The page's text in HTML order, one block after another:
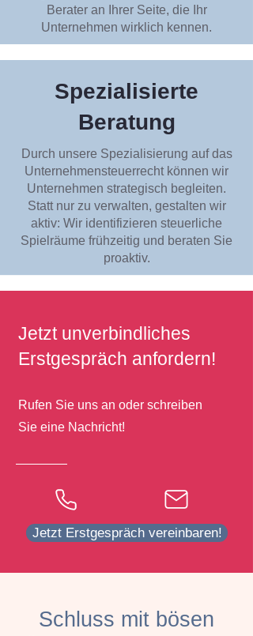
Berater an Ihrer Seite, die Ihr
Unternehmen wirklich kennen.
Spezialisierte
Beratung
Durch unsere Spezialisierung auf das
Unternehmensteuerrecht können wir
Unternehmen strategisch begleiten.
Statt nur zu verwalten, gestalten wir
aktiv: Wir identifizieren steuerliche
Spielräume frühzeitig und beraten Sie
proaktiv.
Jetzt unverbindliches
Erstgespräch anfordern!
Rufen Sie uns an oder schreiben
Sie eine Nachricht!
Jetzt Erstgespräch vereinbaren!
Schluss mit bösen